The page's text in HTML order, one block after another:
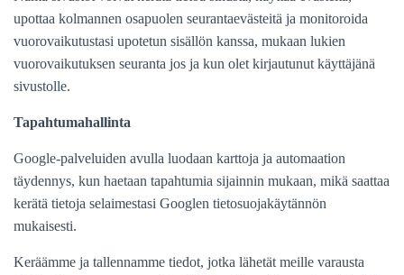
upottaa kolmannen osapuolen seurantaevästeitä ja monitoroida
vuorovaikutustasi upotetun sisällön kanssa, mukaan lukien
vuorovaikutuksen seuranta jos ja kun olet kirjautunut käyttäjänä
sivustolle.
Tapahtumahallinta
Google-palveluiden avulla luodaan karttoja ja automaation
täydennys, kun haetaan tapahtumia sijainnin mukaan, mikä saattaa
kerätä tietoja selaimestasi Googlen tietosuojakäytännön
mukaisesti.
Keräämme ja tallennamme tiedot, jotka lähetät meille varausta